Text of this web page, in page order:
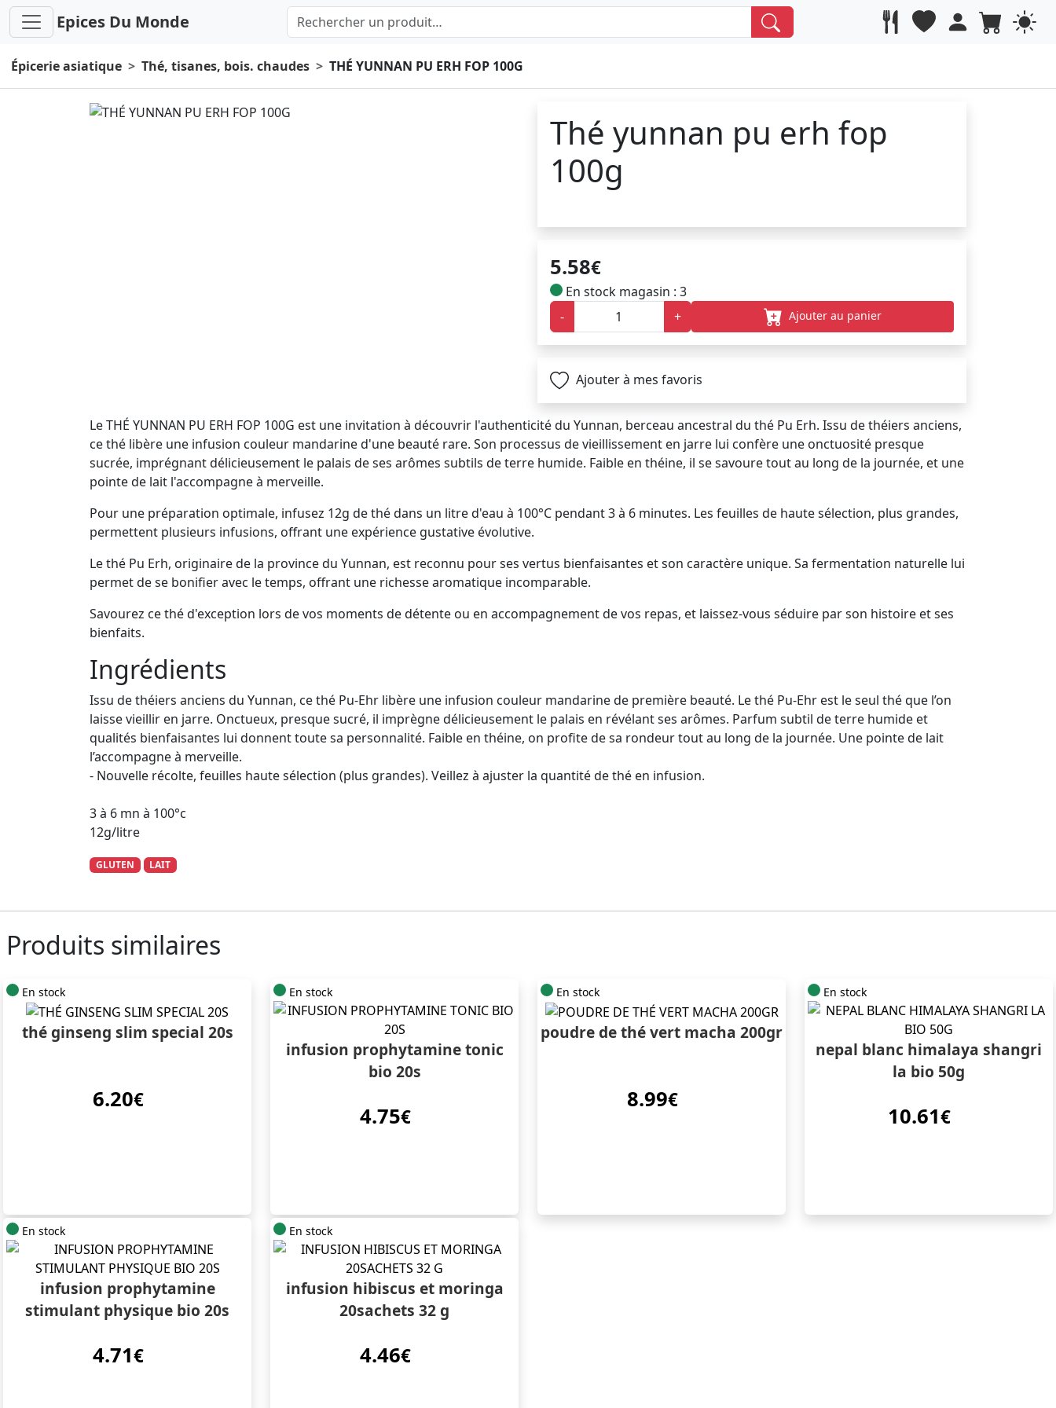
Epices Du Monde
Épicerie asiatique Thé, tisanes, bois. chaudes THÉ YUNNAN PU ERH FOP 100G
Thé yunnan pu erh fop
100g
5.58€
En stock magasin : 3
-
+ Ajouter au panier
Ajouter à mes favoris
Le THÉ YUNNAN PU ERH FOP 100G est une invitation à découvrir l'authenticité du Yunnan, berceau ancestral du thé Pu Erh. Issu de théiers anciens,
ce thé libère une infusion couleur mandarine d'une beauté rare. Son processus de vieillissement en jarre lui confère une onctuosité presque
sucrée, imprégnant délicieusement le palais de ses arômes subtils de terre humide. Faible en théine, il se savoure tout au long de la journée, et une
pointe de lait l'accompagne à merveille.
Pour une préparation optimale, infusez 12g de thé dans un litre d'eau à 100°C pendant 3 à 6 minutes. Les feuilles de haute sélection, plus grandes,
permettent plusieurs infusions, offrant une expérience gustative évolutive.
Le thé Pu Erh, originaire de la province du Yunnan, est reconnu pour ses vertus bienfaisantes et son caractère unique. Sa fermentation naturelle lui
permet de se bonifier avec le temps, offrant une richesse aromatique incomparable.
Savourez ce thé d'exception lors de vos moments de détente ou en accompagnement de vos repas, et laissez-vous séduire par son histoire et ses
bienfaits.
Ingrédients
Issu de théiers anciens du Yunnan, ce thé Pu-Ehr libère une infusion couleur mandarine de première beauté. Le thé Pu-Ehr est le seul thé que l’on
laisse vieillir en jarre. Onctueux, presque sucré, il imprègne délicieusement le palais en révélant ses arômes. Parfum subtil de terre humide et
qualités bienfaisantes lui donnent toute sa personnalité. Faible en théine, on profite de sa rondeur tout au long de la journée. Une pointe de lait
l’accompagne à merveille.
- Nouvelle récolte, feuilles haute sélection (plus grandes). Veillez à ajuster la quantité de thé en infusion.
3 à 6 mn à 100°c
12g/litre
GLUTEN LAIT
Produits similaires
En stock
thé ginseng slim special 20s
6.20€
En stock
infusion prophytamine tonic
bio 20s
4.75€
En stock
poudre de thé vert macha 200gr
8.99€
En stock
nepal blanc himalaya shangri
la bio 50g
10.61€
En stock
infusion prophytamine
stimulant physique bio 20s
4.71€
En stock
infusion hibiscus et moringa
20sachets 32 g
4.46€